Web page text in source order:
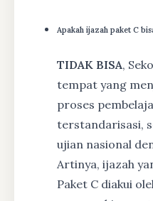
Apakah ijazah paket C
TIDAK BISA,
tempat yang
proses
terstandarisasi,
ujian nasional
Artinya, ijazah
Paket C diakui